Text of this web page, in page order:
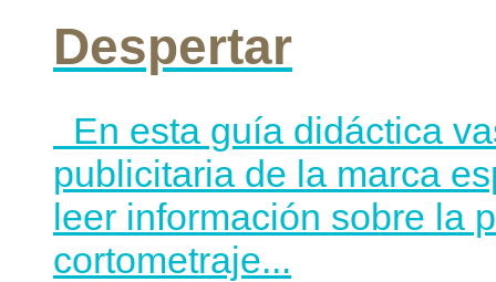
Despertar
En esta guía didáctica
publicitaria de la marca
leer información sobre la
cortometraje...